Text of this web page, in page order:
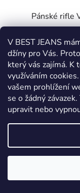
V BEST JEANS
džíny pro Vás.
který vás zajímá. K
využíváním
vašem prohlížení
se o žádný
upravit nebo
Pánské rifle
W30